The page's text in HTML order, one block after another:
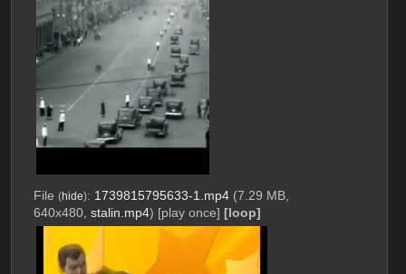
File (hide): 1739815795633-1.mp4 (7.29 MB,
640x480, stalin.mp4) [play once] [loop]